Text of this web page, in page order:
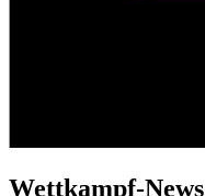
Wettkampf-News